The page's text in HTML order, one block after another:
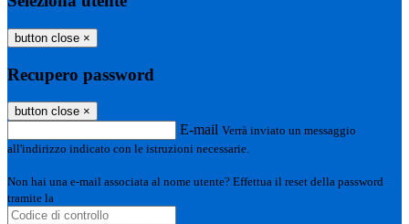
button close ×
Recupero password
button close ×
E-mail Verrà inviato un messaggio
all'indirizzo indicato con le istruzioni necessarie.
Non hai una e-mail associata al nome utente? Effettua il reset della password
tramite la